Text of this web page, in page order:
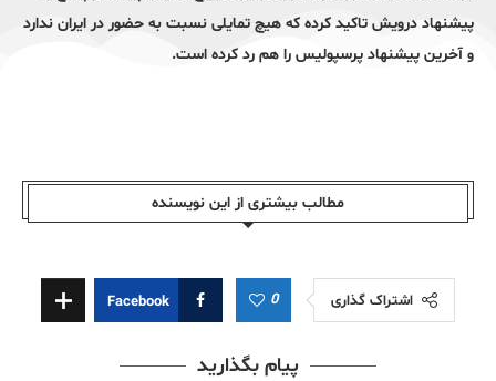
پیشنهاد درویش تاکید کرده که هیچ تمایلی نسبت به حضور در ایران ندارد
و آخرین پیشنهاد پرسپولیس را هم رد کرده است.
مطالب بیشتری از این نویسندە
اشتراک گذاری 0
Facebook
پیام بگذارید